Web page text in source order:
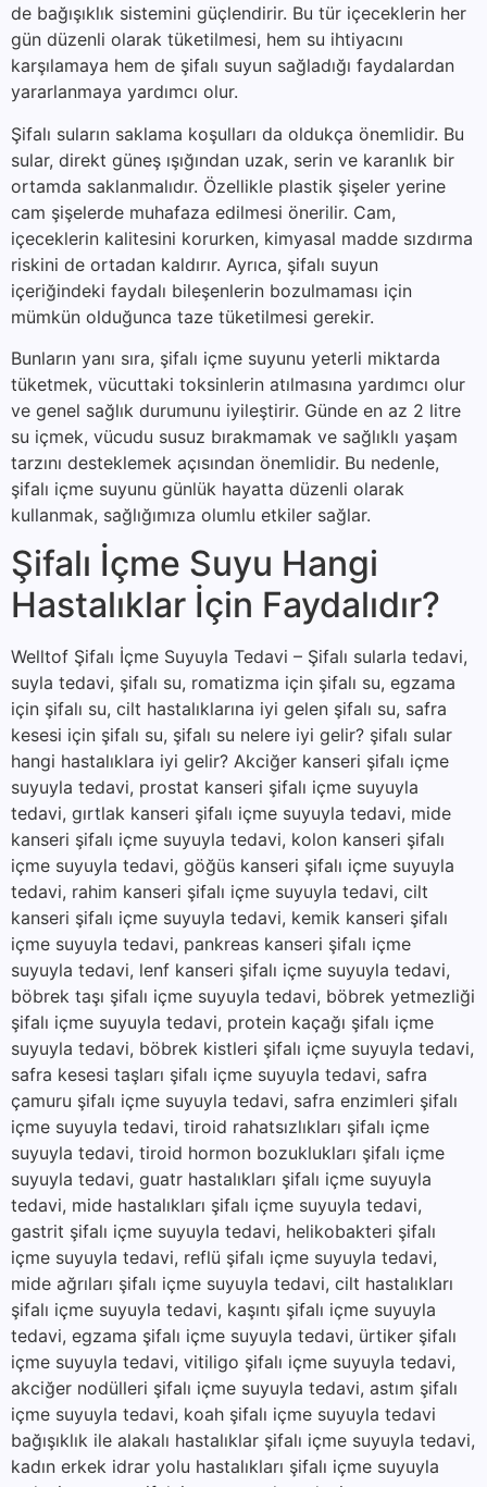
de bağışıklık sistemini güçlendirir. Bu tür içeceklerin her
gün düzenli olarak tüketilmesi, hem su ihtiyacını
karşılamaya hem de şifalı suyun sağladığı faydalardan
yararlanmaya yardımcı olur.
Şifalı suların saklama koşulları da oldukça önemlidir. Bu
sular, direkt güneş ışığından uzak, serin ve karanlık bir
ortamda saklanmalıdır. Özellikle plastik şişeler yerine
cam şişelerde muhafaza edilmesi önerilir. Cam,
içeceklerin kalitesini korurken, kimyasal madde sızdırma
riskini de ortadan kaldırır. Ayrıca, şifalı suyun
içeriğindeki faydalı bileşenlerin bozulmaması için
mümkün olduğunca taze tüketilmesi gerekir.
Bunların yanı sıra, şifalı içme suyunu yeterli miktarda
tüketmek, vücuttaki toksinlerin atılmasına yardımcı olur
ve genel sağlık durumunu iyileştirir. Günde en az 2 litre
su içmek, vücudu susuz bırakmamak ve sağlıklı yaşam
tarzını desteklemek açısından önemlidir. Bu nedenle,
şifalı içme suyunu günlük hayatta düzenli olarak
kullanmak, sağlığımıza olumlu etkiler sağlar.
Şifalı İçme Suyu Hangi
Hastalıklar İçin Faydalıdır?
Welltof Şifalı İçme Suyuyla Tedavi – Şifalı sularla tedavi,
suyla tedavi, şifalı su, romatizma için şifalı su, egzama
için şifalı su, cilt hastalıklarına iyi gelen şifalı su, safra
kesesi için şifalı su, şifalı su nelere iyi gelir? şifalı sular
hangi hastalıklara iyi gelir? Akciğer kanseri şifalı içme
suyuyla tedavi, prostat kanseri şifalı içme suyuyla
tedavi, gırtlak kanseri şifalı içme suyuyla tedavi, mide
kanseri şifalı içme suyuyla tedavi, kolon kanseri şifalı
içme suyuyla tedavi, göğüs kanseri şifalı içme suyuyla
tedavi, rahim kanseri şifalı içme suyuyla tedavi, cilt
kanseri şifalı içme suyuyla tedavi, kemik kanseri şifalı
içme suyuyla tedavi, pankreas kanseri şifalı içme
suyuyla tedavi, lenf kanseri şifalı içme suyuyla tedavi,
böbrek taşı şifalı içme suyuyla tedavi, böbrek yetmezliği
şifalı içme suyuyla tedavi, protein kaçağı şifalı içme
suyuyla tedavi, böbrek kistleri şifalı içme suyuyla tedavi,
safra kesesi taşları şifalı içme suyuyla tedavi, safra
çamuru şifalı içme suyuyla tedavi, safra enzimleri şifalı
içme suyuyla tedavi, tiroid rahatsızlıkları şifalı içme
suyuyla tedavi, tiroid hormon bozuklukları şifalı içme
suyuyla tedavi, guatr hastalıkları şifalı içme suyuyla
tedavi, mide hastalıkları şifalı içme suyuyla tedavi,
gastrit şifalı içme suyuyla tedavi, helikobakteri şifalı
içme suyuyla tedavi, reflü şifalı içme suyuyla tedavi,
mide ağrıları şifalı içme suyuyla tedavi, cilt hastalıkları
şifalı içme suyuyla tedavi, kaşıntı şifalı içme suyuyla
tedavi, egzama şifalı içme suyuyla tedavi, ürtiker şifalı
içme suyuyla tedavi, vitiligo şifalı içme suyuyla tedavi,
akciğer nodülleri şifalı içme suyuyla tedavi, astım şifalı
içme suyuyla tedavi, koah şifalı içme suyuyla tedavi
bağışıklık ile alakalı hastalıklar şifalı içme suyuyla tedavi,
kadın erkek idrar yolu hastalıkları şifalı içme suyuyla